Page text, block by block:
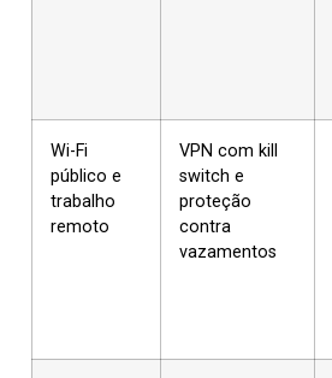
Wi-Fi
público e
trabalho
remoto
VPN com kill
switch e
proteção
contra
vazamentos